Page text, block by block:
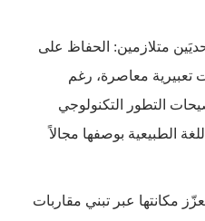
متلازمين: الحفاظ على
تعبيرية معاصرة، رغم
التطور التكنولوجي
الطبيعية بوصفها مجالاً
مكانتها عبر تبني مقاربات